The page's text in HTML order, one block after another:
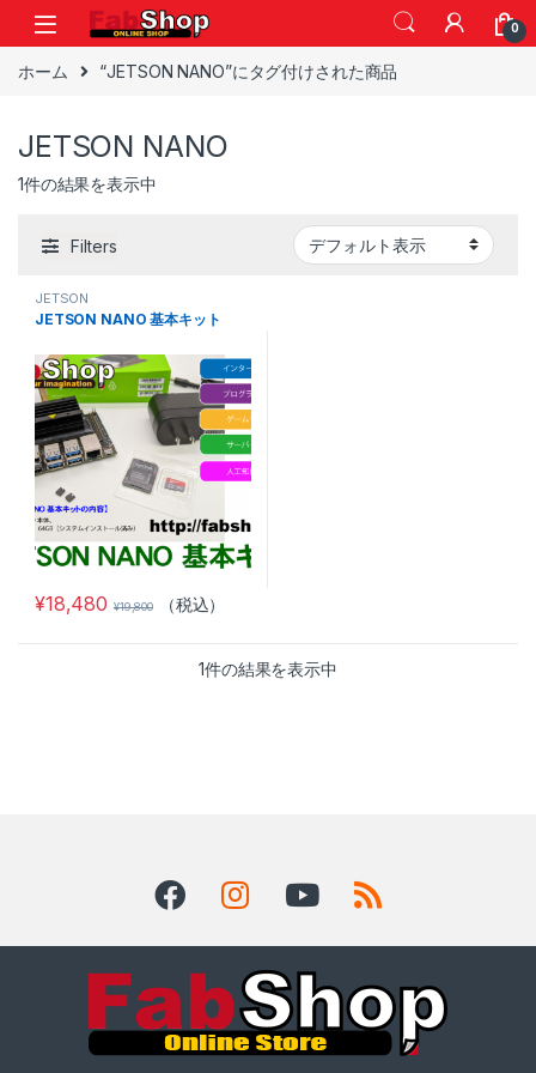
Skip to navigation
Skip to content
0
ホーム “JETSON NANO”にタグ付けされた商品
JETSON NANO
1件の結果を表示中
Filters
JETSON
JETSON NANO 基本キット
¥18,480 ¥19,800 （税込）
1件の結果を表示中